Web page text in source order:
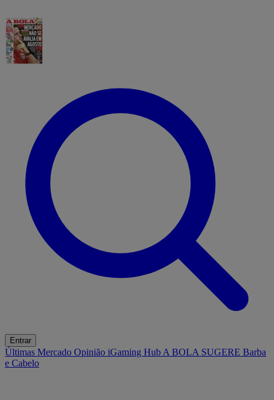
Entrar
Últimas Mercado Opinião iGaming Hub A BOLA SUGERE Barba
e Cabelo